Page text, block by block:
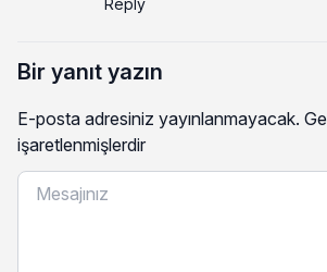
Reply
Bir yanıt yazın
E-posta adresiniz yayınlanmayacak.
işaretlenmişlerdir